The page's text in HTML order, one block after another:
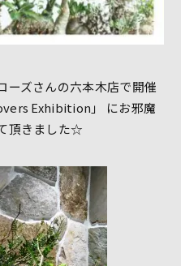
ーズさんの六本木店で開催
Exhibition」 にお邪魔
頂きました☆